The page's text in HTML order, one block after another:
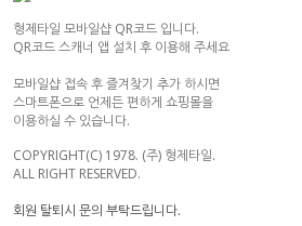
형제타일 모바일샵 QR코드 입니다.
QR코드 스캐너 앱 설치 후 이용해 주세요
모바일샵 접속 후 즐겨찾기 추가 하시면
스마트폰으로 언제든 편하게 쇼핑몰을
이용하실 수 있습니다.
COPYRIGHT(C) 1978. (주) 형제타일.
ALL RIGHT RESERVED.
회원 탈퇴시 문의 부탁드립니다.